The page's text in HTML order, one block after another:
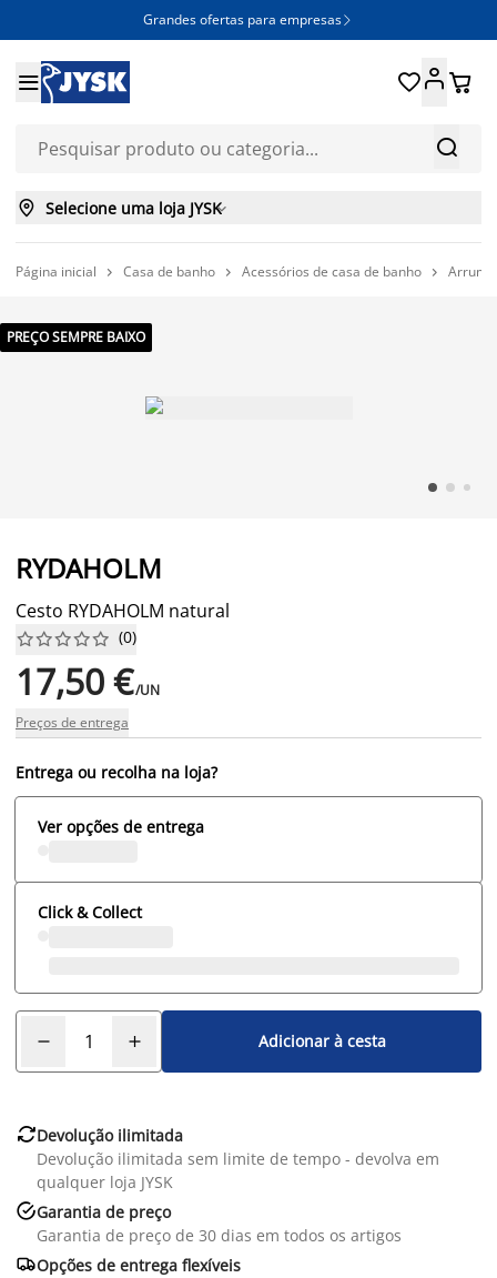
Grandes ofertas para empresas 


 
 Selecione uma loja JYSK
Página inicial  Casa de banho  Acessórios de casa de banho 
PREÇO SEMPRE BAIXO
RYDAHOLM
Cesto RYDAHOLM natural





 (0)
17,50 €/UN
Preços de entrega
Entrega ou recolha na loja?
Ver opções de entrega
Click & Collect
Adicionar à cesta
Devolução ilimitada
Devolução ilimitada sem limite de tempo - devolva em
qualquer loja JYSK
Garantia de preço
Garantia de preço de 30 dias em todos os artigos
Opções de entrega flexíveis